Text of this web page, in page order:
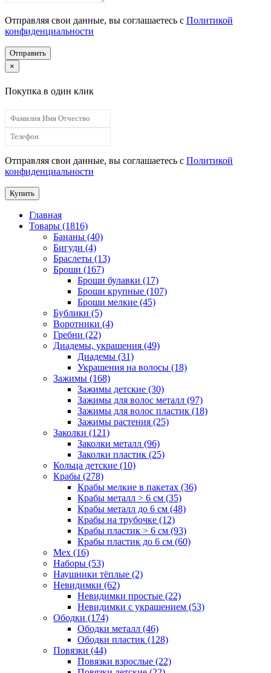
Отправляя свои данные, вы соглашаетесь с Политикой
конфиденциальности
Отправить
×
Покупка в один клик
Отправляя свои данные, вы соглашаетесь с Политикой
конфиденциальности
Купить
Главная
Товары (1816)
Бананы (40)
Бигуди (4)
Браслеты (13)
Броши (167)
Броши булавки (17)
Броши крупные (107)
Броши мелкие (45)
Бублики (5)
Воротники (4)
Гребни (22)
Диадемы, украшения (49)
Диадемы (31)
Украшения на волосы (18)
Зажимы (168)
Зажимы детские (30)
Зажимы для волос металл (97)
Зажимы для волос пластик (18)
Зажимы растения (25)
Заколки (121)
Заколки металл (96)
Заколки пластик (25)
Кольца детские (10)
Крабы (278)
Крабы мелкие в пакетах (36)
Крабы металл > 6 см (35)
Крабы металл до 6 см (48)
Крабы на трубочке (12)
Крабы пластик > 6 см (93)
Крабы пластик до 6 см (60)
Мех (16)
Наборы (53)
Наушники тёплые (2)
Невидимки (62)
Невидимки простые (22)
Невидимки с украшением (53)
Ободки (174)
Ободки металл (46)
Ободки пластик (128)
Повязки (44)
Повязки взрослые (22)